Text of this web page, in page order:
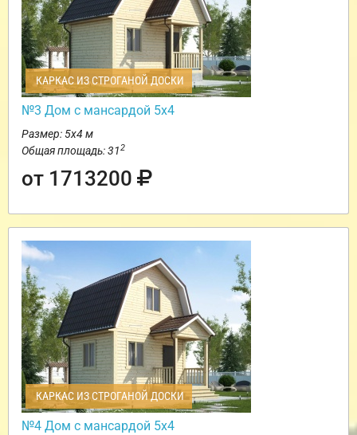
КАРКАС ИЗ СТРОГАНОЙ ДОСКИ
№3 Дом с мансардой 5х4
Размер: 5х4 м
Общая площадь: 312
от 1713200
КАРКАС ИЗ СТРОГАНОЙ ДОСКИ
№4 Дом с мансардой 5х4